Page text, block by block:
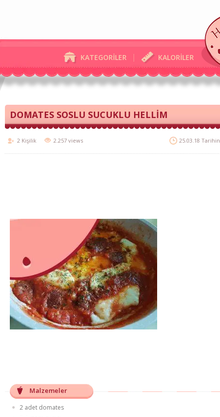
KATEGORİLER KALORİLER
DOMATES SOSLU SUCUKLU HELLİM
2 Kişilik 2.257 views 25.03.18
Malzemeler
2 adet domates